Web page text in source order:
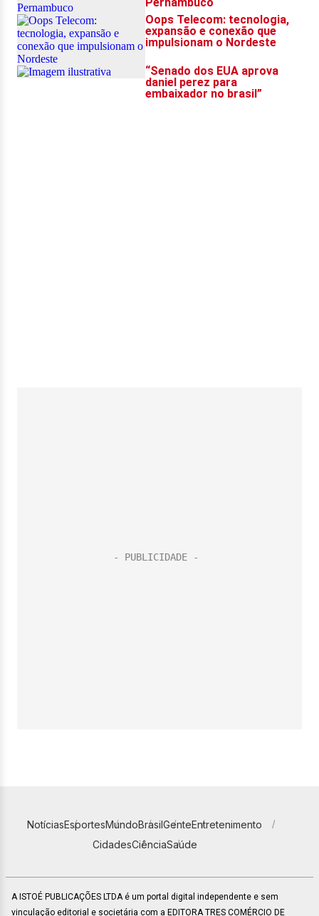
NotíciasEsportesMundoBrasilGenteEntretenimento
CidadesCiênciaSaúde
A ISTOÉ PUBLICAÇÕES LTDA é um portal digital independente e sem
vinculação editorial e societária com a EDITORA TRES COMÉRCIO DE